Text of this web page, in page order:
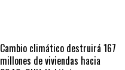
Cambio climático destruirá 167
millones de viviendas hacia